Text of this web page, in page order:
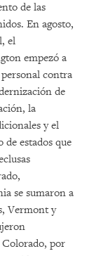
de las
En agosto,
el
empezó a
contra
de
la
y el
estados que
se sumaron a
Vermont y
por